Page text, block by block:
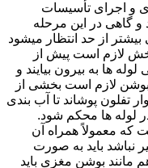
و اجرای تأسیسات
و گاهی در این مرحله
از حد انتظار میشود
بخش لازم است پیش از
ها به بیرون بیایند و
لازم است بخشی از
تفلون پوشاند تا آب بندی
لوله ها محکم شود.
که معمولاً همراه آن
نباشد باید به صورت
مانند بوشن مغزی باید